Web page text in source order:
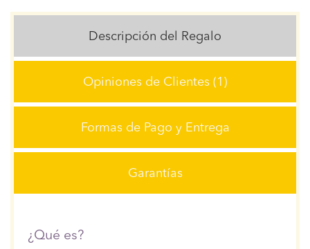
Descripción del Regalo
Opiniones de Clientes (1)
Formas de Pago y Entrega
Garantías
¿Qué es?